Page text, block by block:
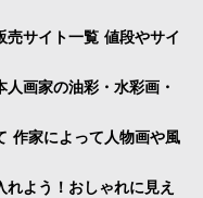
売サイト一覧 値段やサイ
人画家の油彩・水彩画・
作家によって人物画や風
れよう！おしゃれに見え